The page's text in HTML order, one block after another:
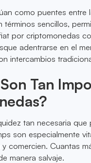
como puentes entre
términos sencillos,
por criptomonedas
adentrarse en el
intercambios
Tan
tan necesaria
son especialmente
comercien. Cuantas
manera salvaje.